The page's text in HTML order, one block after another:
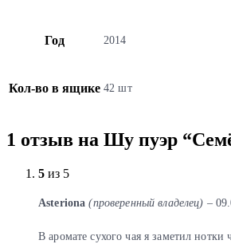
Год 2014
Кол-во в ящике 42 шт
1 отзыв на Шу пуэр
5 из 5
Asteriona (проверенный владелец) –
В аромате сухого чая я заметил